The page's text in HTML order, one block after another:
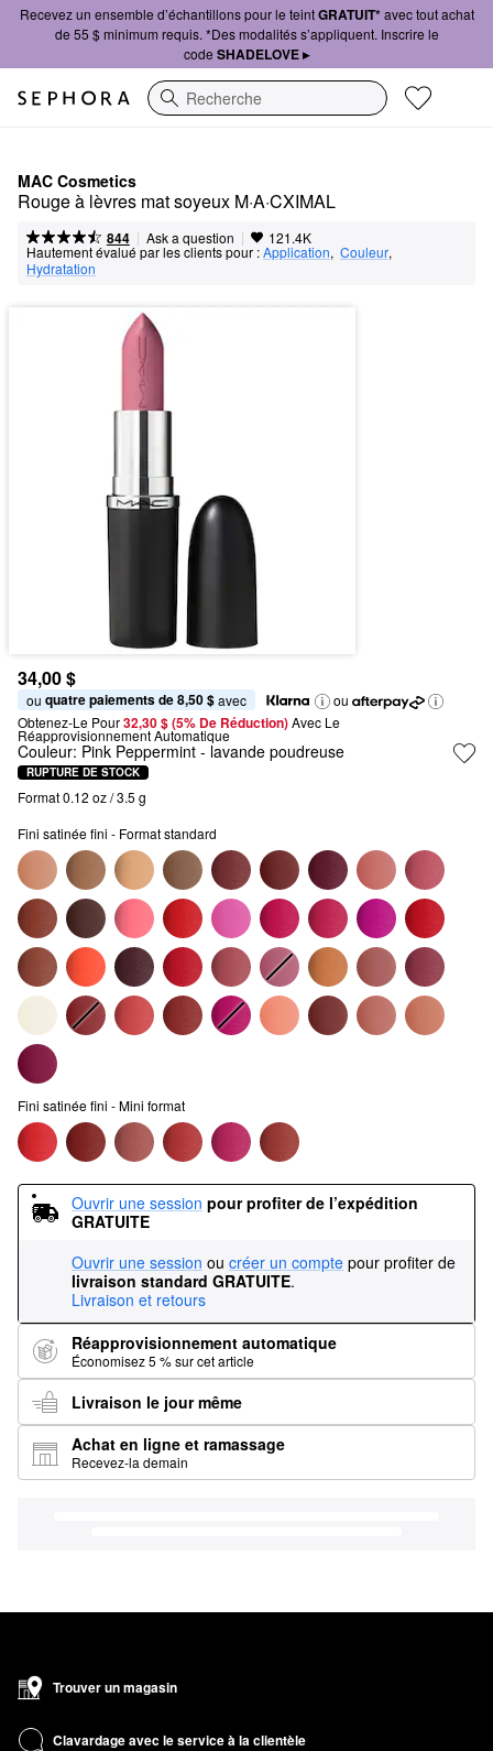
Recevez un ensemble d’échantillons pour le teintGRATUIT*avec tout achat
de 55 $ minimum requis. *Des modalités s’appliquent. Inscrire le
code SHADELOVE ▸
Recherche
MAC Cosmetics
Rouge à lèvres mat soyeux M·A·CXIMAL
844 | Ask a question | 121.4K
Hautement évalué par les clients pour :Application, Couleur,
Hydratation
34,00 $
ou quatre paiements de 8,50 $ avec
ou
Obtenez-Le Pour32,30 $ (5% De Réduction) Avec Le
Réapprovisionnement Automatique
Couleur: Pink Peppermint - lavande poudreuse
RUPTURE DE STOCK
Format 0.12 oz / 3.5 g
Fini satinée fini - Format standard
Fini satinée fini - Mini format
Ouvrir une session pour profiter de l’expédition
GRATUITE
Ouvrir une session ou créer un compte pour profiter de
livraison standard GRATUITE.
Livraison et retours
Réapprovisionnement automatique
Économisez 5 % sur cet article
Livraison le jour même
Achat en ligne et ramassage
Recevez-la demain
Trouver un magasin
Clavardage avec le service à la clientèle